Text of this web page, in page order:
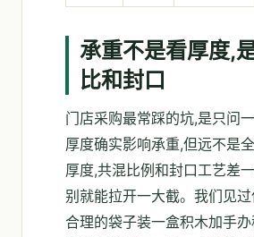
承重不是看厚度,
比和封口
门店采购最常踩的坑,是只问一
厚度确实影响承重,但远不是
厚度,共混比例和封口工艺差
别就能拉开一大截。我们见
合理的袋子装一盒积木加手